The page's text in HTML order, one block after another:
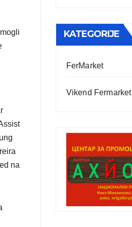
na
KATEGORIJE
FerMarket
Vikend Fermarket